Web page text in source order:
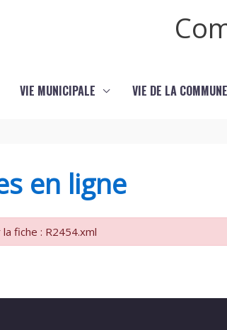
VIE MUNICIPALE VIE DE LA COMMUNE
en ligne
fiche : R2454.xml